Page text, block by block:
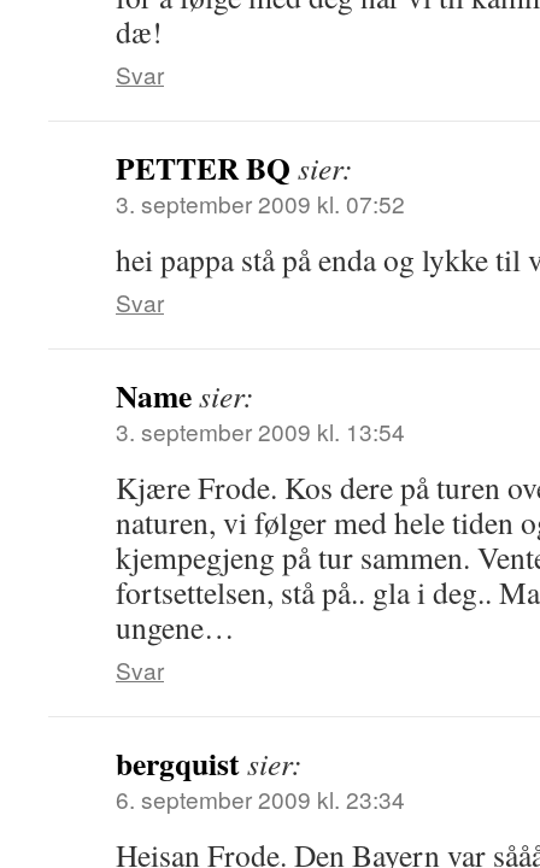
dæ!
Svar
PETTER BQ sier:
3. september 2009 kl. 07:52
hei pappa stå på enda og lykke til
Svar
Namesier:
3. september 2009 kl. 13:54
Kjære Frode. Kos dere på turen
naturen, vi følger med hele tiden
kjempegjeng på tur sammen.
fortsettelsen, stå på.. gla i deg..
ungene…
Svar
bergquistsier:
6. september 2009 kl. 23:34
Heisan Frode. Den Bayern var